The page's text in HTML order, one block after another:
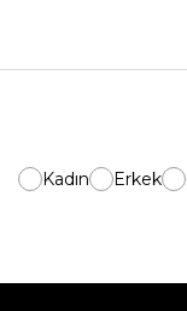
Kadın Erkek